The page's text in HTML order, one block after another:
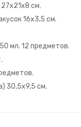
см.
16х3,5 см.
мл. 12 предметов.
30,5х9,5 см.